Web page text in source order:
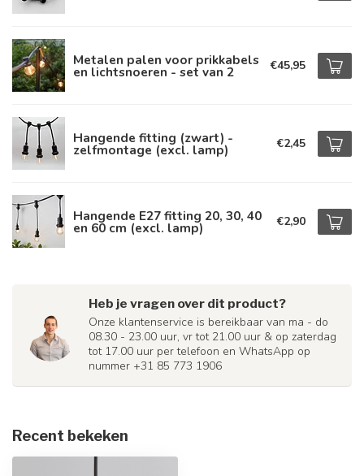
Metalen palen voor prikkabels
en lichtsnoeren - set van 2 €45,95
Hangende fitting (zwart) -
zelfmontage (excl. lamp) €2,45
Hangende E27 fitting 20, 30, 40
en 60 cm (excl. lamp) €2,90
Heb je vragen over dit product?
Onze klantenservice is bereikbaar van ma - do
08.30 - 23.00 uur, vr tot 21.00 uur & op zaterdag
tot 17.00 uur per telefoon en WhatsApp op
nummer +31 85 773 1906
Recent bekeken